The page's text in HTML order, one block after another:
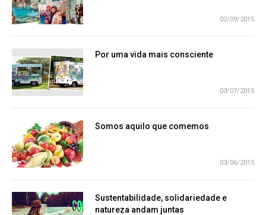
02/09/2015
Por uma vida mais consciente
03/07/2015
Somos aquilo que comemos
03/06/2015
Sustentabilidade, solidariedade e
natureza andam juntas